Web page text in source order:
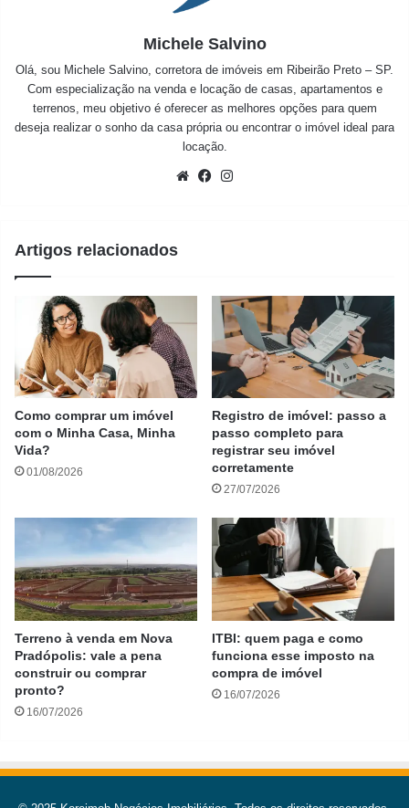
Michele Salvino
Olá, sou Michele Salvino, corretora de imóveis em Ribeirão Preto – SP.
Com especialização na venda e locação de casas, apartamentos e
terrenos, meu objetivo é oferecer as melhores opções para quem
deseja realizar o sonho da casa própria ou encontrar o imóvel ideal para
locação.
WebsiteFacebook
Artigos relacionados
Como comprar um imóvel
com o Minha Casa, Minha
Vida?
01/08/2026
Registro de imóvel: passo a
passo completo para
registrar seu imóvel
corretamente
27/07/2026
Terreno à venda em Nova
Pradópolis: vale a pena
construir ou comprar
pronto?
16/07/2026
ITBI: quem paga e como
funciona esse imposto na
compra de imóvel
16/07/2026